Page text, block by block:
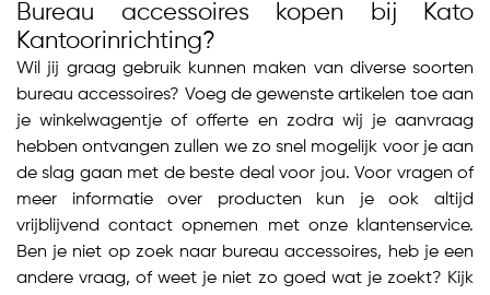
Bureau accessoires kopen bij Kato
Kantoorinrichting?
Wil jij graag gebruik kunnen maken van diverse soorten
bureau accessoires? Voeg de gewenste artikelen toe aan
je winkelwagentje of offerte en zodra wij je aanvraag
hebben ontvangen zullen we zo snel mogelijk voor je aan
de slag gaan met de beste deal voor jou. Voor vragen of
meer informatie over producten kun je ook altijd
vrijblijvend contact opnemen met onze klantenservice.
Ben je niet op zoek naar bureau accessoires, heb je een
andere vraag, of weet je niet zo goed wat je zoekt? Kijk